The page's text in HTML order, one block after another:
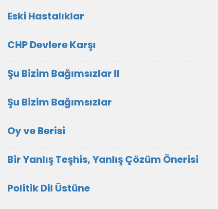
Eski Hastalıklar
CHP Devlere Karşı
Şu Bizim Bağımsızlar II
Şu Bizim Bağımsızlar
Oy ve Berisi
Bir Yanlış Teşhis, Yanlış Çözüm Önerisi
Politik Dil Üstüne